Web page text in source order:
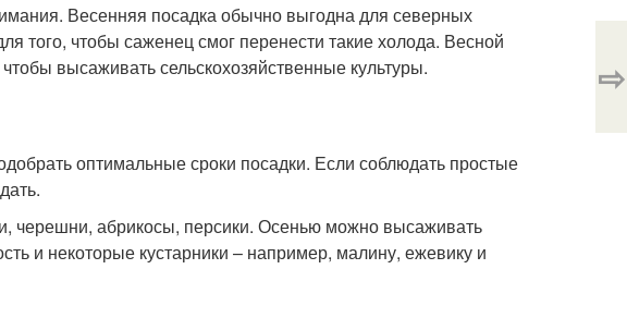
Весенняя посадка обычно выгодна для северных
того, чтобы саженец смог перенести такие холода. Весной
высаживать сельскохозяйственные культуры.
оптимальные сроки посадки. Если соблюдать простые
черешни, абрикосы, персики. Осенью можно высаживать
и некоторые кустарники – например, малину, ежевику и
⇨